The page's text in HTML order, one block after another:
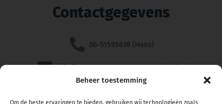
Beheer toestemming
Om de beste ervaringen te bieden, gebruiken wij technologieën zoals
Contactgegevens
06-51595638 (Hans)
info@groepsarrangementenzeeland.nl